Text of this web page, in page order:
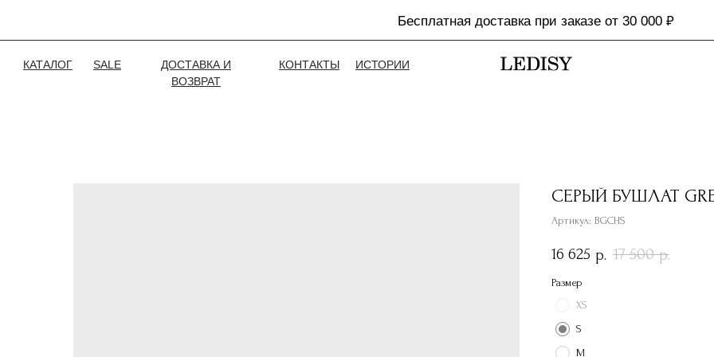
КАТАЛОГ
ДОСТАВКА И
ВОЗВРАТ
SALE КОНТАКТЫ
Бесплатная доставка при заказе от 30 000 ₽
ИСТОРИИ
СЕРЫЙ БУШЛАТ
Артикул: BGCHS
16 625 р. 17 500 р.
Размер
XS
S
M